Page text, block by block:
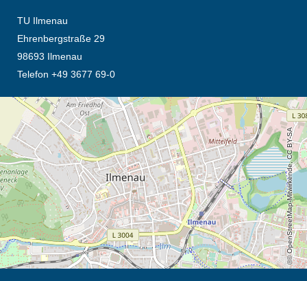
TU Ilmenau
Ehrenbergstraße 29
98693 Ilmenau
Telefon +49 3677 69-0
Öffnet die Anfahrtsbeschreibung in neuem Tab (Karte)
© OpenStreetMap-Mitwirkende, CC BY-SA